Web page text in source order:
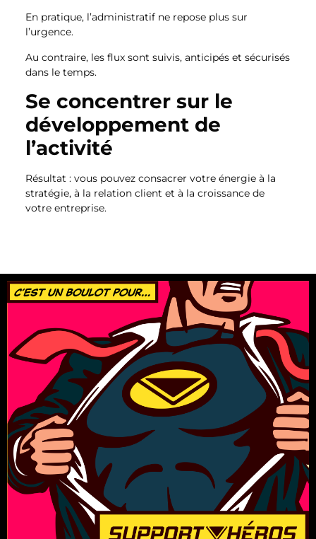
En pratique, l’administratif ne repose plus sur
l’urgence.
Au contraire, les flux sont suivis, anticipés et sécurisés
dans le temps.
Se concentrer sur le
développement de
l’activité
Résultat : vous pouvez consacrer votre énergie à la
stratégie, à la relation client et à la croissance de
votre entreprise.